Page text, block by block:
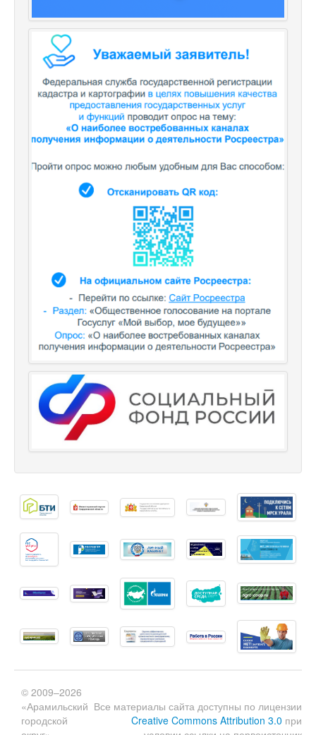
Все материалы сайта доступны по лицензии
Creative Commons Attribution 3.0 при
© 2009–2026
«Арамильский
городской